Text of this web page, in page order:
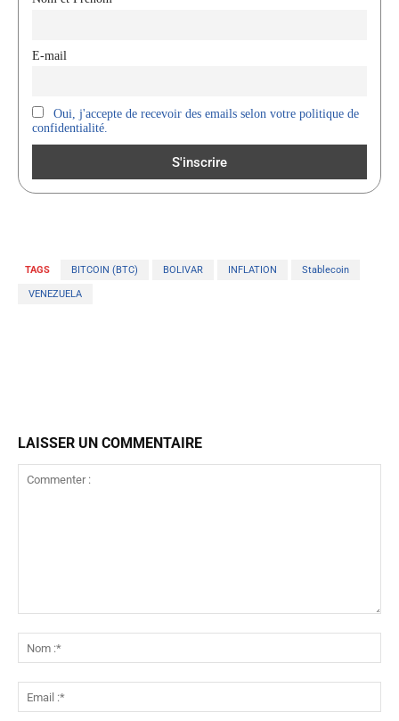
E-mail
Oui, j'accepte de recevoir des emails selon votre politique de
confidentialité.
TAGS BITCOIN (BTC) BOLIVAR INFLATION Stablecoin
VENEZUELA
LAISSER UN COMMENTAIRE
:*
:*